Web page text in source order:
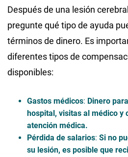
Después de una lesión
pregunte qué tipo de ayuda
términos de dinero. Es
diferentes tipos de
disponibles:
Gastos médicos: Dinero
hospital, visitas al médico y
atención médica.
Pérdida de salarios: Si no
su lesión, es posible que